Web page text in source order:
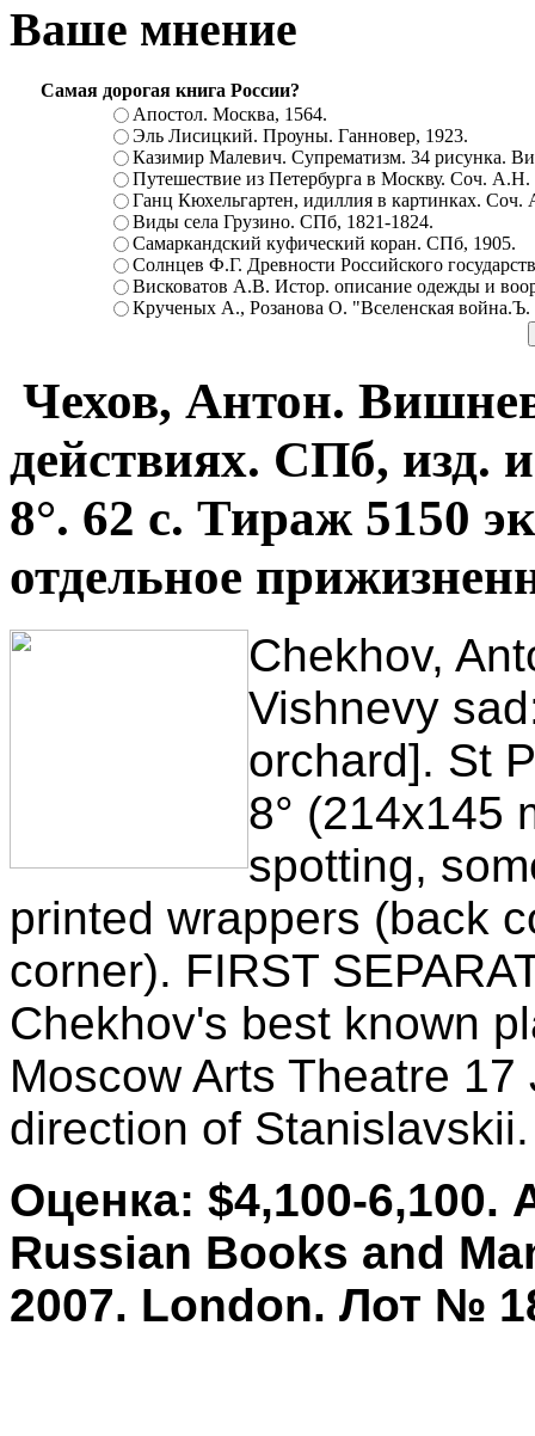
Ваше мнение
Самая дорогая книга России?
Апостол. Москва, 1564.
Эль Лисицкий. Проуны. Ганновер, 1923.
Казимир Малевич. Супрематизм. 34 рисунка.
Путешествие из Петербурга в Москву. Соч.
Ганц Кюхельгартен, идиллия в картинках.
Виды села Грузино. СПб, 1821-1824.
Самаркандский куфический коран. СПб, 1905.
Солнцев Ф.Г. Древности Российского
Висковатов А.В. Истор. описание одежды и
Крученых А., Розанова О. "Вселенская
Чехов, Антон.
действиях. СПб, изд.
8°. 62 с. Тираж 5150
отдельное
Chekhov,
Vishnevy
orchard]. St
8° (214х145
spotting,
printed wrappers (back
corner). FIRST
Chekhov's best known
Moscow Arts Theatre
direction of Stanislavskii.
Оценка: $4,100-6,100.
Russian Books and
2007. London. Лот №